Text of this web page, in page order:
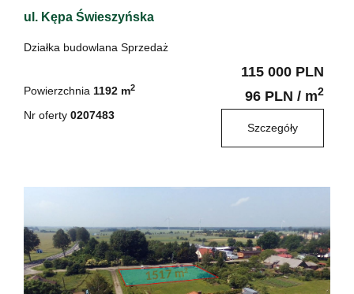
ul. Kępa Świeszyńska
Działka budowlana Sprzedaż
Powierzchnia 1192 m2
Nr oferty 0207483
115 000 PLN
96 PLN / m2
Szczegóły